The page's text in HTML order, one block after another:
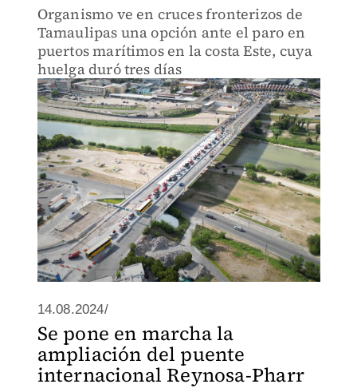
Organismo ve en cruces fronterizos de
Tamaulipas una opción ante el paro en
puertos marítimos en la costa Este, cuya
huelga duró tres días
14.08.2024/
Se pone en marcha la
ampliación del puente
internacional Reynosa-Pharr